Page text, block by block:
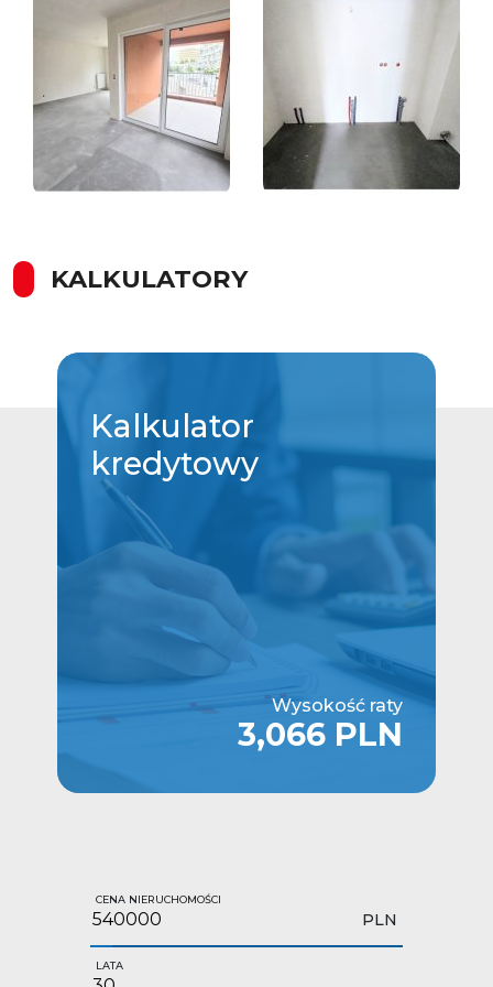
KALKULATORY
Kalkulator
kredytowy
Wysokość raty
3,066 PLN
CENA NIERUCHOMOŚCI
PLN
LATA